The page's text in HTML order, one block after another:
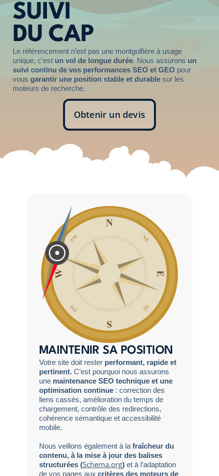
SUIVI
DU CAP
Le référencement n’est pas une montgolfière à usage
unique, c’est un vol de longue durée. Nous assurons un
suivi continu de vos performances SEO et GEO pour
vous garantir une position stable et durablesur les
moteurs de recherche.
Obtenir un devis
MAINTENIR SA POSITION
Votre site doit rester performant, rapide et
pertinent.C’est pourquoi nous assurons
une maintenance SEO technique et une
optimisation continue: correction des
liens cassés, amélioration du temps de
chargement, contrôle des redirections,
cohérence sémantique et accessibilité
mobile.
Nous veillons également à la fraîcheur du
contenu, à la mise à jour des balises
structurées (Schema.org)et à l’adaptation
de vos pages aux critères des moteurs de